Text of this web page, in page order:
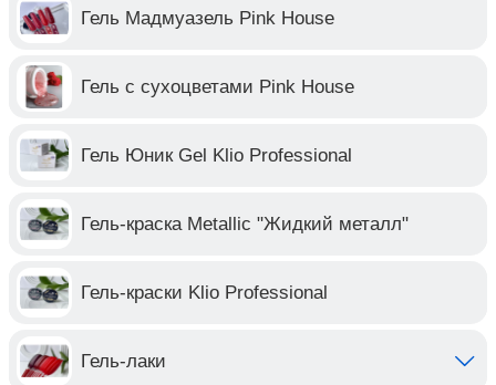
Гель Мадмуазель Pink House
Гель с сухоцветами Pink House
Гель Юник Gel Klio Professional
Гель-краска Metallic "Жидкий металл"
Гель-краски Klio Professional
Гель-лаки